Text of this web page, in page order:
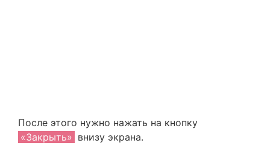
После этого нужно нажать на кнопку
«Закрыть» внизу экрана.